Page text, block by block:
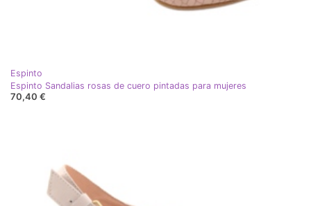
Espinto
Espinto Sandalias rosas de cuero pintadas para mujeres
70,40 €